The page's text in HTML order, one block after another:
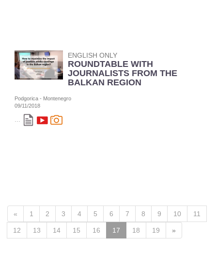
ENGLISH ONLY
ROUNDTABLE WITH
JOURNALISTS FROM THE
BALKAN REGION
Podgorica - Montenegro
09/11/2018
...
« 1 2 3 4 5 6 7 8 9 10 11
12 13 14 15 16 17 18 19 »